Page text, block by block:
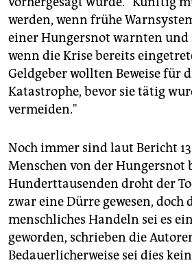
werden, wenn frühe
einer Hungersnot warnten und
wenn die Krise bereits
Geldgeber wollten Beweise für
Katastrophe, bevor sie tätig
vermeiden."
Noch immer sind laut Bericht
Menschen von der Hungersnot
Hunderttausenden droht der
zwar eine Dürre gewesen, doch
menschliches Handeln sei es
geworden, schrieben die
Bedauerlicherweise sei dies